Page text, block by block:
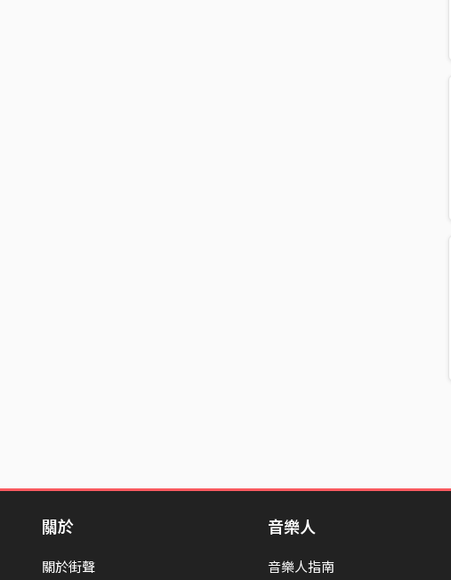
關於
關於街聲
音樂人
音樂人指南